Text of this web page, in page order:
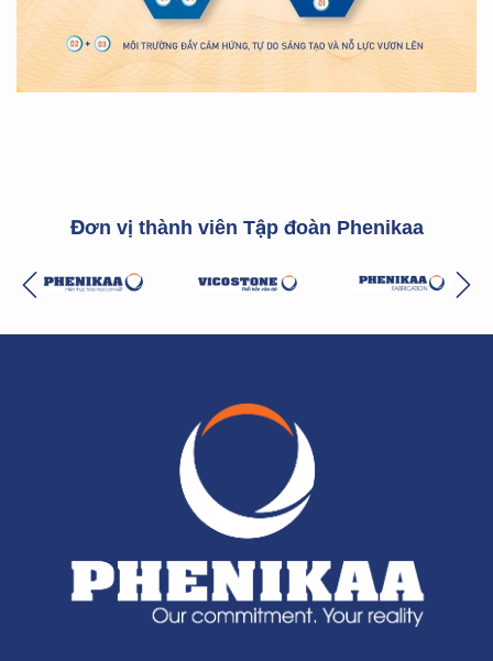
Đơn vị thành viên Tập đoàn Phenikaa